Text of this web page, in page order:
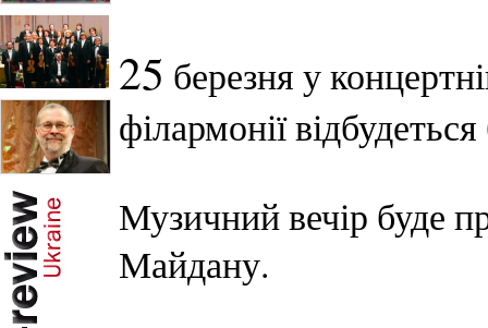
25 березня у
філармонії
Музичний вечір буде
Майдану.